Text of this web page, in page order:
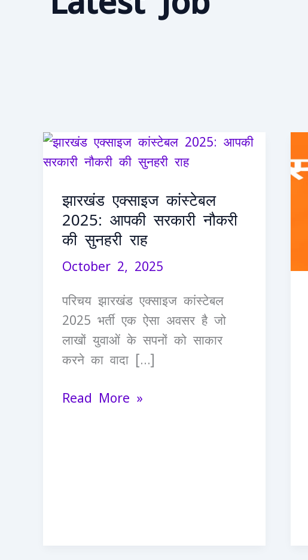
झारखंड एक्साइज कांस्टेबल
2025: आपकी सरकारी नौकरी
की सुनहरी राह
October 2, 2025
परिचय झारखंड एक्साइज कांस्टेबल
2025 भर्ती एक ऐसा अवसर है जो
लाखों युवाओं के सपनों को साकार
करने का वादा […]
झारखंड
एक्साइज
2025:
आपकी
सरकारी
नौकरी
सुनहरी
राह
Read More »